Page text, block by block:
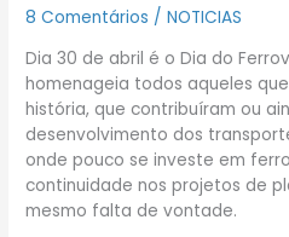
8 Comentários /NOTICIAS
Dia 30 de abril é o Dia do
homenageia todos aqueles
história, que contribuíram ou
desenvolvimento dos
onde pouco se investe em
continuidade nos projetos de
mesmo falta de vontade.